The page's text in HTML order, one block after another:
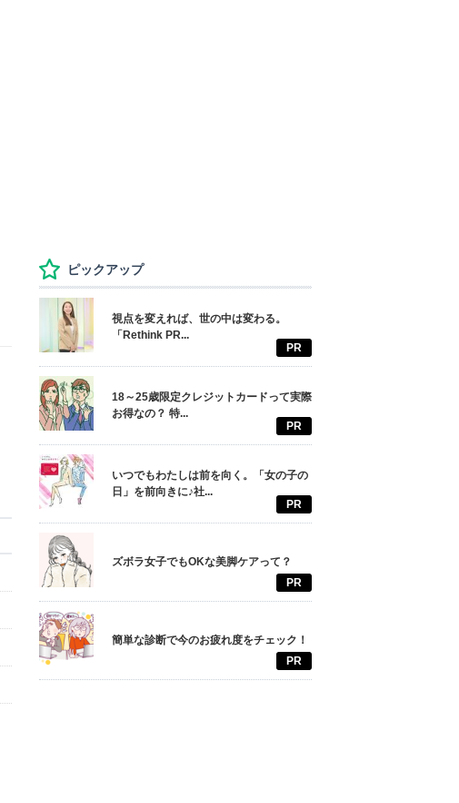
ピックアップ
視点を変えれば、世の中は変わる。
「Rethink PR...
PR
18～25歳限定クレジットカードって実際
お得なの？ 特...
PR
いつでもわたしは前を向く。「女の子の
日」を前向きに♪社...
PR
ズボラ女子でもOKな美脚ケアって？
PR
簡単な診断で今のお疲れ度をチェック！
PR